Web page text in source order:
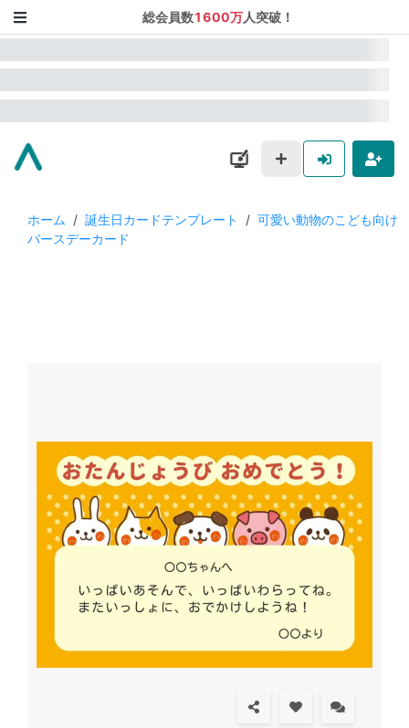
総会員数1600万人突破！
ホーム / 誕生日カードテンプレート / 可愛い動物のこども向け
バースデーカード